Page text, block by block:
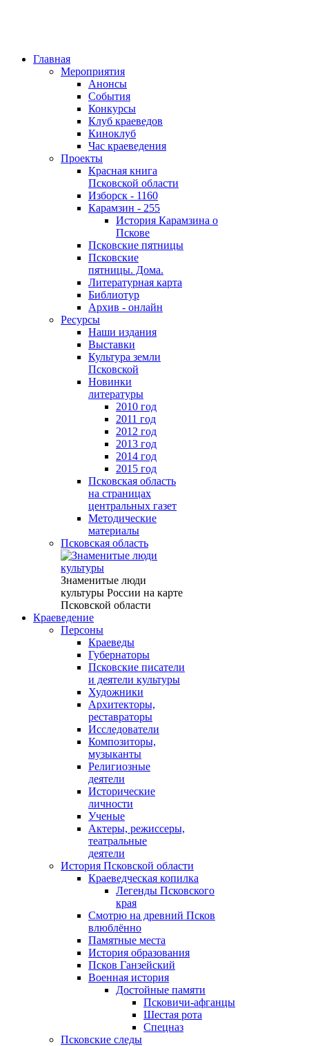
Главная
Мероприятия
Анонсы
События
Конкурсы
Клуб краеведов
Киноклуб
Час краеведения
Проекты
Красная книга
Псковской области
Изборск - 1160
Карамзин - 255
История Карамзина о
Пскове
Псковские пятницы
Псковские
пятницы. Дома.
Литературная карта
Библиотур
Архив - онлайн
Ресурсы
Наши издания
Выставки
Культура земли
Псковской
Новинки
литературы
2010 год
2011 год
2012 год
2013 год
2014 год
2015 год
Псковская область
на страницах
центральных газет
Методические
материалы
Псковская область
Знаменитые люди
культуры России на карте
Псковской области
Краеведение
Персоны
Краеведы
Губернаторы
Псковские писатели
и деятели культуры
Художники
Архитекторы,
реставраторы
Исследователи
Композиторы,
музыканты
Религиозные
деятели
Исторические
личности
Ученые
Актеры, режиссеры,
театральные
деятели
История Псковской области
Краеведческая копилка
Легенды Псковского
края
Смотрю на древний Псков
влюблённо
Памятные места
История образования
Псков Ганзейский
Военная история
Достойные памяти
Псковичи-афганцы
Шестая рота
Спецназ
Псковские следы